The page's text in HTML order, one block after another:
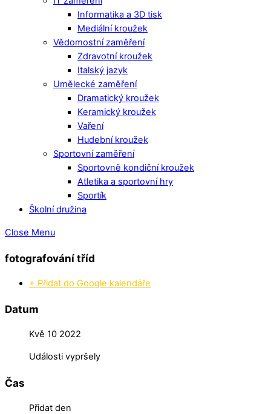
Informatika a 3D tisk
Mediální kroužek
Vědomostní zaměření
Zdravotní kroužek
Italský jazyk
Umělecké zaměření
Dramatický kroužek
Keramický kroužek
Vaření
Hudební kroužek
Sportovní zaměření
Sportovně kondiční kroužek
Atletika a sportovní hry
Sportík
Školní družina
Close Menu
fotografování tříd
+ Přidat do Google kalendáře
Datum
Kvě 10 2022
Události vypršely
Čas
Přidat den